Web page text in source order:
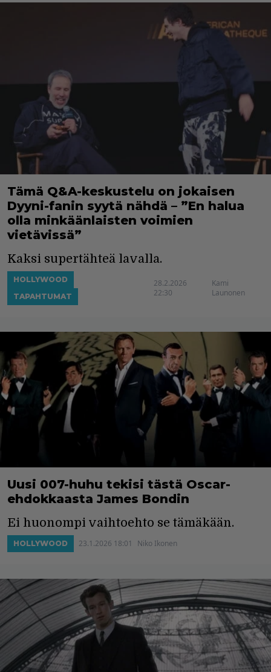
Tämä Q&A-keskustelu on jokaisen
Dyyni-fanin syytä nähdä – ”En halua
olla minkäänlaisten voimien
vietävissä”
Kaksi supertähteä lavalla.
HOLLYWOOD
TAPAHTUMAT
28.2.2026
22:30
Kami
Launonen
Uusi 007-huhu tekisi tästä Oscar-
ehdokkaasta James Bondin
Ei huonompi vaihtoehto se tämäkään.
HOLLYWOOD 23.1.2026 18:01 Niko Ikonen